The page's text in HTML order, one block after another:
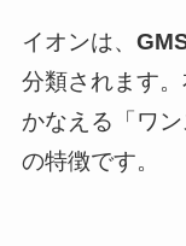
イオンは、
分類されます
かなえる「ワ
の特徴です。